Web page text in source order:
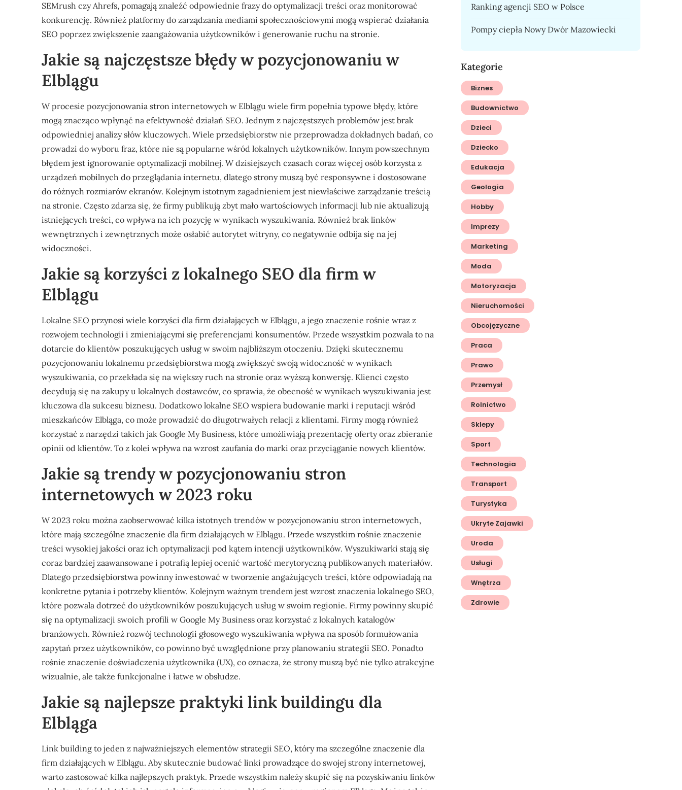
SEMrush czy Ahrefs, pomagają znaleźć odpowiednie frazy do optymalizacji treści oraz monitorować
konkurencję. Również platformy do zarządzania mediami społecznościowymi mogą wspierać działania
SEO poprzez zwiększenie zaangażowania użytkowników i generowanie ruchu na stronie.
Jakie są najczęstsze błędy w pozycjonowaniu w
Elblągu
W procesie pozycjonowania stron internetowych w Elblągu wiele firm popełnia typowe błędy, które
mogą znacząco wpłynąć na efektywność działań SEO. Jednym z najczęstszych problemów jest brak
odpowiedniej analizy słów kluczowych. Wiele przedsiębiorstw nie przeprowadza dokładnych badań, co
prowadzi do wyboru fraz, które nie są popularne wśród lokalnych użytkowników. Innym powszechnym
błędem jest ignorowanie optymalizacji mobilnej. W dzisiejszych czasach coraz więcej osób korzysta z
urządzeń mobilnych do przeglądania internetu, dlatego strony muszą być responsywne i dostosowane
do różnych rozmiarów ekranów. Kolejnym istotnym zagadnieniem jest niewłaściwe zarządzanie treścią
na stronie. Często zdarza się, że firmy publikują zbyt mało wartościowych informacji lub nie aktualizują
istniejących treści, co wpływa na ich pozycję w wynikach wyszukiwania. Również brak linków
wewnętrznych i zewnętrznych może osłabić autorytet witryny, co negatywnie odbija się na jej
widoczności.
Jakie są korzyści z lokalnego SEO dla firm w
Elblągu
Lokalne SEO przynosi wiele korzyści dla firm działających w Elblągu, a jego znaczenie rośnie wraz z
rozwojem technologii i zmieniającymi się preferencjami konsumentów. Przede wszystkim pozwala to na
dotarcie do klientów poszukujących usług w swoim najbliższym otoczeniu. Dzięki skutecznemu
pozycjonowaniu lokalnemu przedsiębiorstwa mogą zwiększyć swoją widoczność w wynikach
wyszukiwania, co przekłada się na większy ruch na stronie oraz wyższą konwersję. Klienci często
decydują się na zakupy u lokalnych dostawców, co sprawia, że obecność w wynikach wyszukiwania jest
kluczowa dla sukcesu biznesu. Dodatkowo lokalne SEO wspiera budowanie marki i reputacji wśród
mieszkańców Elbląga, co może prowadzić do długotrwałych relacji z klientami. Firmy mogą również
korzystać z narzędzi takich jak Google My Business, które umożliwiają prezentację oferty oraz zbieranie
opinii od klientów. To z kolei wpływa na wzrost zaufania do marki oraz przyciąganie nowych klientów.
Jakie są trendy w pozycjonowaniu stron
internetowych w 2023 roku
W 2023 roku można zaobserwować kilka istotnych trendów w pozycjonowaniu stron internetowych,
które mają szczególne znaczenie dla firm działających w Elblągu. Przede wszystkim rośnie znaczenie
treści wysokiej jakości oraz ich optymalizacji pod kątem intencji użytkowników. Wyszukiwarki stają się
coraz bardziej zaawansowane i potrafią lepiej ocenić wartość merytoryczną publikowanych materiałów.
Dlatego przedsiębiorstwa powinny inwestować w tworzenie angażujących treści, które odpowiadają na
konkretne pytania i potrzeby klientów. Kolejnym ważnym trendem jest wzrost znaczenia lokalnego SEO,
które pozwala dotrzeć do użytkowników poszukujących usług w swoim regionie. Firmy powinny skupić
się na optymalizacji swoich profili w Google My Business oraz korzystać z lokalnych katalogów
branżowych. Również rozwój technologii głosowego wyszukiwania wpływa na sposób formułowania
zapytań przez użytkowników, co powinno być uwzględnione przy planowaniu strategii SEO. Ponadto
rośnie znaczenie doświadczenia użytkownika (UX), co oznacza, że strony muszą być nie tylko atrakcyjne
wizualnie, ale także funkcjonalne i łatwe w obsłudze.
Jakie są najlepsze praktyki link buildingu dla
Elbląga
Link building to jeden z najważniejszych elementów strategii SEO, który ma szczególne znaczenie dla
firm działających w Elblągu. Aby skutecznie budować linki prowadzące do swojej strony internetowej,
warto zastosować kilka najlepszych praktyk. Przede wszystkim należy skupić się na pozyskiwaniu linków
Ranking agencji SEO w Polsce
Pompy ciepła Nowy Dwór Mazowiecki
Kategorie
Biznes
Budownictwo
Dzieci
Dziecko
Edukacja
Geologia
Hobby
Imprezy
Marketing
Moda
Motoryzacja
Nieruchomości
Obcojęzyczne
Praca
Prawo
Przemysł
Rolnictwo
Sklepy
Sport
Technologia
Transport
Turystyka
Ukryte Zajawki
Uroda
Usługi
Wnętrza
Zdrowie